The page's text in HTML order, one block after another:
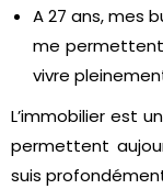
A 27 ans, mes
me
vivre
L’immobilier est
permettent
suis